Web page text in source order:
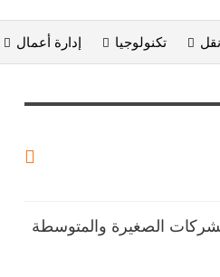
نقل تكنولوجيا إدارة أعمال
الشركات الصغيرة والمتوسطة